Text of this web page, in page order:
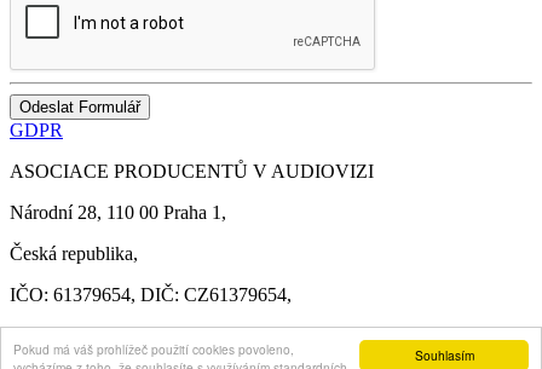
Souhlasím
Pokud má váš prohlížeč použití cookies povoleno,
Odeslat Formulář
GDPR
ASOCIACE PRODUCENTŮ V AUDIOVIZI
Národní 28, 110 00 Praha 1,
Česká republika,
IČO: 61379654, DIČ: CZ61379654,